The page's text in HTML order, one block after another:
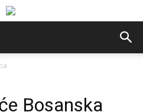
Bosanska